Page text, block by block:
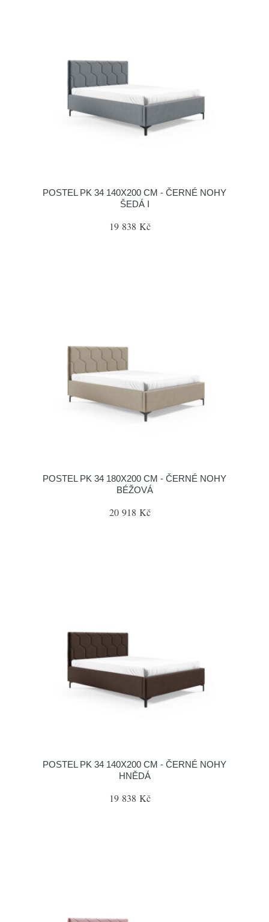
POSTEL PK 34 140X200 CM - ČERNÉ NOHY
ŠEDÁ I
19 838 Kč
POSTEL PK 34 180X200 CM - ČERNÉ NOHY
BÉŽOVÁ
20 918 Kč
POSTEL PK 34 140X200 CM - ČERNÉ NOHY
HNĚDÁ
19 838 Kč